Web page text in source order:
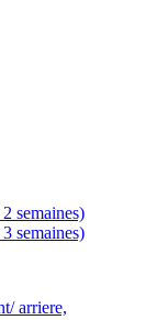
semaines)
semaines)